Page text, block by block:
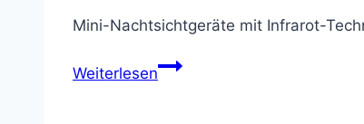
Mini-Nachtsichtgeräte mit Infrarot-
WeiterlesenMini-